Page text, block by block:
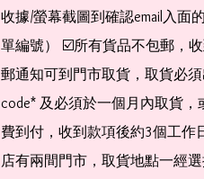
收據/螢幕截圖到確認email入面
單編號） ☑️所有貨品不包郵，
郵通知可到門市取貨，取貨必
code* 及必須於一個月內取貨
費到付，收到款項後約3個工作
店有兩間門市，取貨地點一經